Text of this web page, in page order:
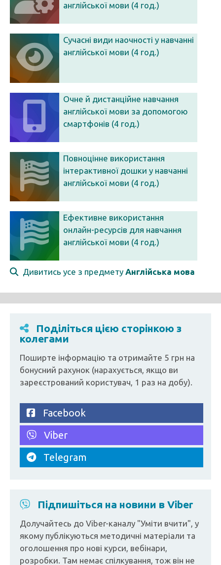
англійської мови (4 год.)
Сучасні види наочності у навчанні
англійської мови (4 год.)
Очне й дистанційне навчання
англійської мови за допомогою
смартфонів (4 год.)
Повноцінне використання
інтерактивної дошки у навчанні
англійської мови (4 год.)
Ефективне використання
онлайн-ресурсів для навчання
англійської мови (4 год.)
Дивитись усе з предмету Англійська мова
Поділіться цією сторінкою з
колегами
Поширте інформацію та отримайте 5 грн на
бонусний рахунок (нарахується, якщо ви
зареєстрований користувач, 1 раз на добу).
Facebook
Viber
Telegram
Підпишіться на новини в Viber
Долучайтесь до Viber-каналу "Уміти вчити", у
якому публікуються методичні матеріали та
оголошення про нові курси, вебінари,
розробки. Там немає спілкування, тож він не